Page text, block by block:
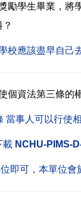
勵學生畢業，將
校應該盡早自己
個資法第三條的
當事人可以行使
載 NCHU-PIMS-
即可，本單位會